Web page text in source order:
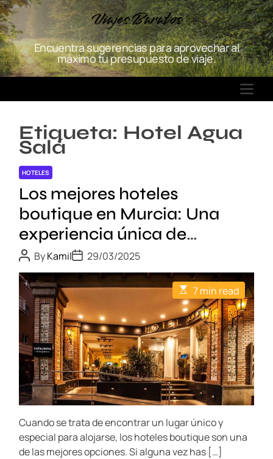
S
k
i
p
t
o
Viajes Baratos
Encuentra sugerencias para aprovechar al
máximo tu presupuesto de viaje.
M
E
U
Etiqueta: Hotel Agua
Salá
HOTELES
Los mejores hoteles
boutique en Murcia: Una
experiencia única de
alojamiento
P
o
s
t
A
u
t
o
r
ByKamilP
o
s
t
D
a
t
e
29/03/2025
E
s
t
i
m
a
t
e
d
r
e
a
d
i
m
e
7 min read
Cuando se trata de encontrar un lugar único y
especial para alojarse, los hoteles boutique son una
de las mejores opciones. Si alguna vez has […]